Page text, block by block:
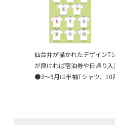
仙台弁が描かれたデザインT
が良ければ宿泊券や日帰り
●3～9月は半袖Tシャツ、10